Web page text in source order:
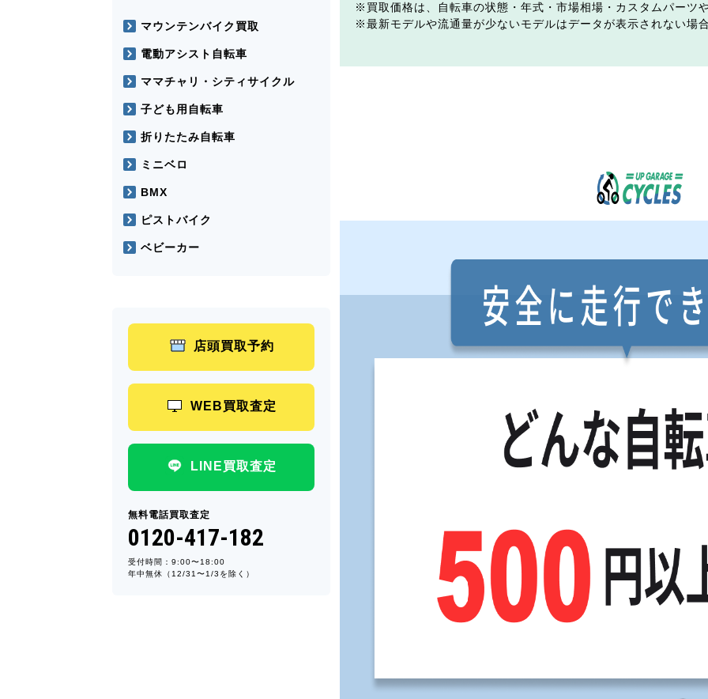
買取価格は、自転車の状態・年式・市場相場・カスタムパーツ
最新モデルや流通量が少ないモデルはデータが表示されない場
マウンテンバイク買取
電動アシスト自転車
ママチャリ・シティサイクル
子ども用自転車
折りたたみ自転車
ミニベロ
BMX
ピストバイク
ベビーカー
店頭買取予約
WEB買取査定
LINE買取査定
無料電話買取査定
0120-417-182
受付時間：9:00〜18:00
年中無休（12/31〜1/3を除く）